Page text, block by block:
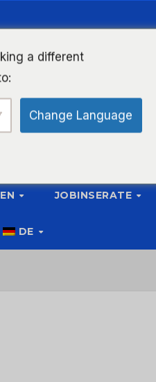
JOBINSERATE
DE
a different
Change Language